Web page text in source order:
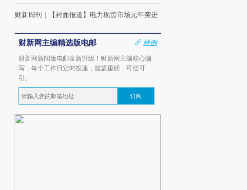
财新周刊 ｜ 【封面报道】电力现货市场元年突进
财新网主编精选版电邮
样例
财新网新闻版电邮全新升级！财新网主编精心编
写，每个工作日定时投递，篇篇重磅，可信可
引。
订阅